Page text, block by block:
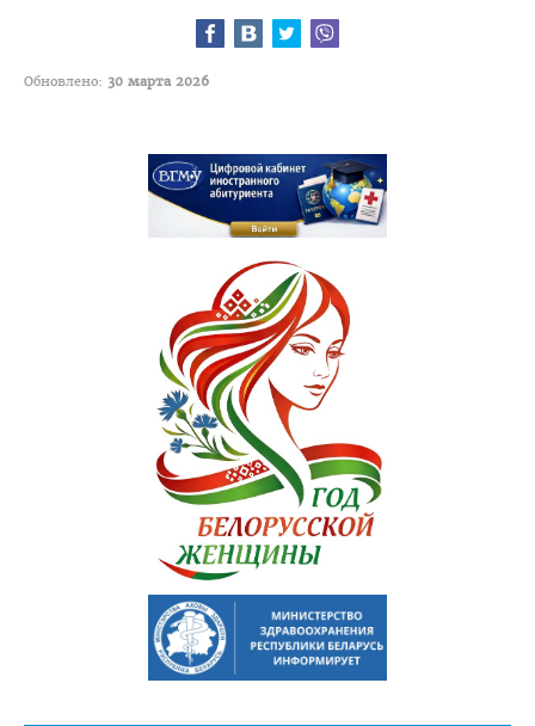
Система менеджмента качества
Отдел по идеологической и воспитательной работе
Студенческий клуб
Cоциально-педагогическая и психологическая служба
Совет волонтеров
2025 год — Год благоустройства
Год мира и созидания
Год исторической памяти
Я - грамадзянiн Беларусi
Обновлено: 30 марта 2026